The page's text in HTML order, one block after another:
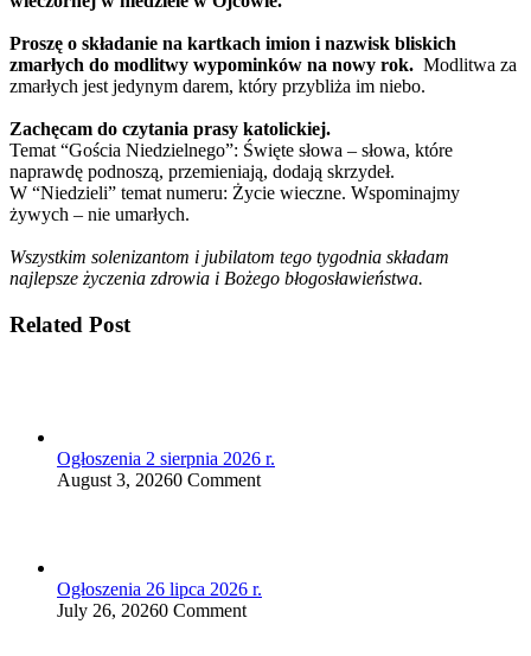
Proszę o składanie na kartkach imion i nazwisk bliskich
zmarłych do modlitwy wypominków na nowy rok. Modlitwa za
zmarłych jest jedynym darem, który przybliża im niebo.
Zachęcam do czytania prasy katolickiej.
Temat “Gościa Niedzielnego”: Święte słowa – słowa, które
naprawdę podnoszą, przemieniają, dodają skrzydeł.
W “Niedzieli” temat numeru: Życie wieczne. Wspominajmy
żywych – nie umarłych.
Wszystkim solenizantom i jubilatom tego tygodnia składam
najlepsze życzenia zdrowia i Bożego błogosławieństwa.
Related Post
Ogłoszenia 2 sierpnia 2026 r.
August 3, 20260 Comment
Ogłoszenia 26 lipca 2026 r.
July 26, 20260 Comment